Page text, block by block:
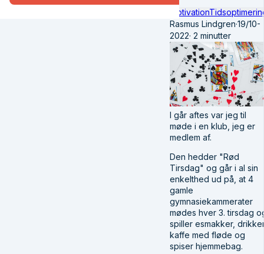
Motivation
Rasmus Lindgren·19/10-
2022· 2 minutter
I går aftes var jeg til
møde i en klub, jeg er
medlem af.
Den hedder "Rød
Tirsdag" og går i al sin
enkelthed ud på, at 4
gamle
gymnasiekammerater
mødes hver 3. tirsdag
spiller esmakker,
kaffe med fløde og
spiser hjemmebag.